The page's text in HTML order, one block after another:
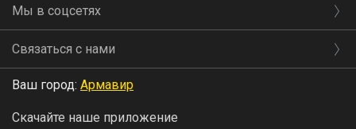
Мы в соцсетях
Связаться с нами
Ваш город: Армавир
Скачайте наше приложение